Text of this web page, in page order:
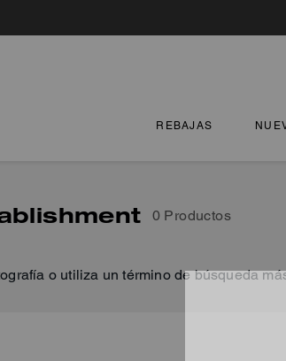
REBAJAS
0 Productos
o utiliza un término de búsqueda